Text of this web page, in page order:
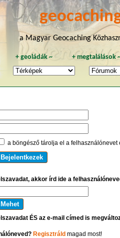
a Magyar Geocaching
+geoládák ~ + megtalálások
a böngésző tárolja el a felhasználónevet
akkor írd ide a
ÉS az e-mail címed is
Regisztráld magad most!